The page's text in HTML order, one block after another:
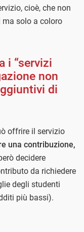
cioè, che non
solo a coloro
i “servizi
non
di
offrire il servizio
una contribuzione,
decidere
da richiedere
degli studenti
più bassi).